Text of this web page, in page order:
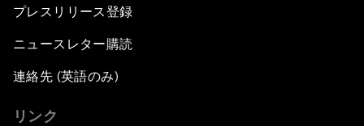
プレスリリース登録
ニュースレター購読
連絡先 (英語のみ)
リンク